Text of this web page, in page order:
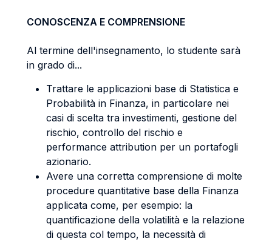
CONOSCENZA E COMPRENSIONE
Al termine dell'insegnamento, lo studente sarà
in grado di...
Trattare le applicazioni base di Statistica e
Probabilità in Finanza, in particolare nei
casi di scelta tra investimenti, gestione del
rischio, controllo del rischio e
performance attribution per un portafogli
azionario.
Avere una corretta comprensione di molte
procedure quantitative base della Finanza
applicata come, per esempio: la
quantificazione della volatilità e la relazione
di questa col tempo, la necessità di